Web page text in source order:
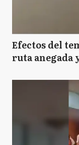
Efectos del
ruta anegada